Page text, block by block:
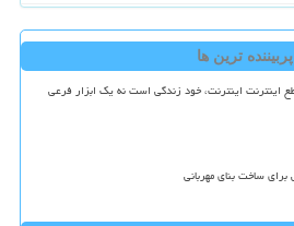
پربیننده ترین ها
اینترنت اینترنت، خود زندگی است نه یک ابزار فرعی
ساخت بنای مهربانی